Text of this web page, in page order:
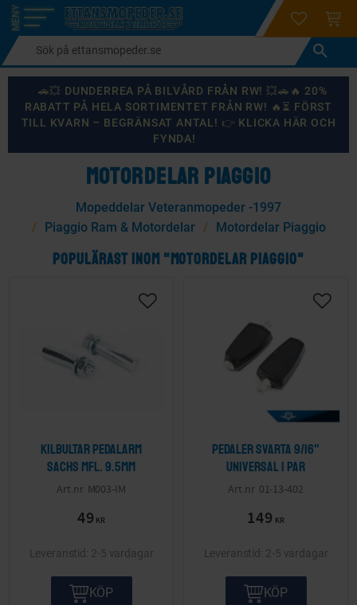
Meny
login
🚗💥 DUNDERREA PÅ BILVÅRD FRÅN RW! 💥🚗🔥 20%
RABATT PÅ HELA SORTIMENTET FRÅN RW! 🔥⏳ FÖRST
TILL KVARN – BEGRÄNSAT ANTAL! 👉 KLICKA HÄR OCH
FYNDA!
MOTORDELAR PIAGGIO
Mopeddelar Veteranmopeder -1997
Piaggio Ram & Motordelar
Motordelar Piaggio
POPULÄRAST INOM "MOTORDELAR PIAGGIO"
Kilbultar pedalarm
Sachs mfl. 9.5mm
M003-IM
49 KR
2-5 vardagar
KÖP
Pedaler Svarta 9/16"
Universal 1 par
01-13-402
149 KR
2-5 vardagar
KÖP